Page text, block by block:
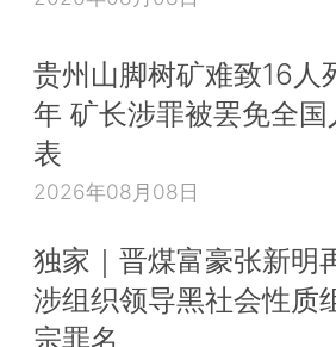
贵州山脚树矿难致16人
年 矿长涉罪被罢免全国
表
2026年08月08日
独家｜晋煤富豪张新明
涉组织领导黑社会性质
宗罪名